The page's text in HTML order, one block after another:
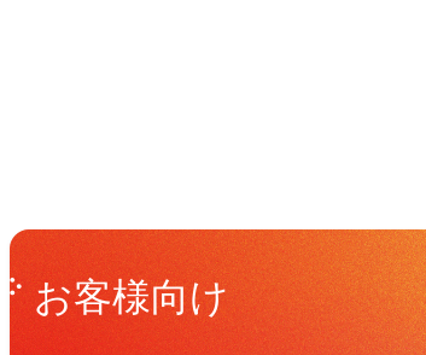
Get in Touchお問い合わせ
お客様向け